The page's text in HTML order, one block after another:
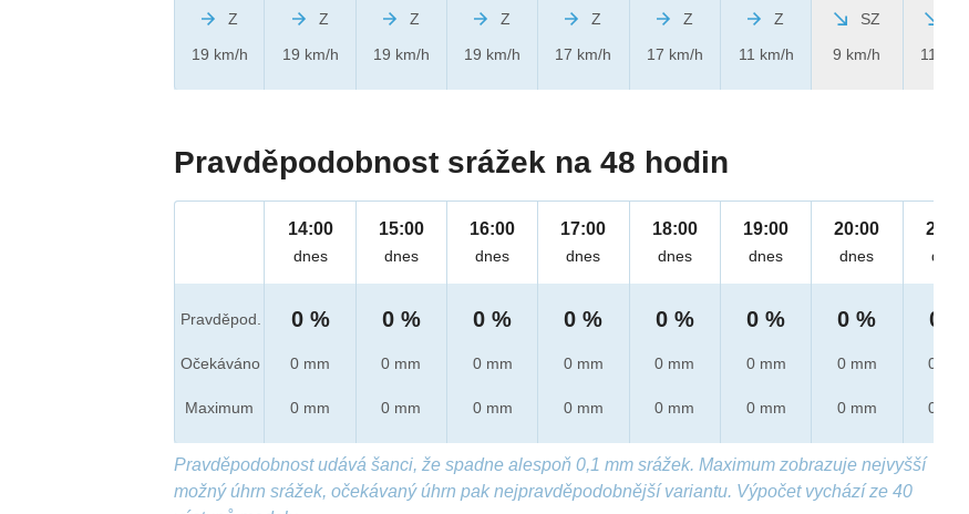
Z
19 km/h
Z
19 km/h
Z
19 km/h
Z
19 km/h
Z
17 km/h
Z
17 km/h
Z
11 km/h
SZ
9 km/h
11 km/h
Pravděpodobnost srážek na 48 hodin
Pravděpod.
Očekáváno
Maximum
14:00
dnes
0 %
0 mm
0 mm
15:00
dnes
0 %
0 mm
0 mm
16:00
dnes
0 %
0 mm
0 mm
17:00
dnes
0 %
0 mm
0 mm
18:00
dnes
0 %
0 mm
0 mm
19:00
dnes
0 %
0 mm
0 mm
20:00
dnes
0 %
0 mm
0 mm
21:00
dnes
0 %
0 mm
0 mm
Pravděpodobnost udává šanci, že spadne alespoň 0,1 mm srážek. Maximum zobrazuje nejvyšší
možný úhrn srážek, očekávaný úhrn pak nejpravděpodobnější variantu. Výpočet vychází ze 40